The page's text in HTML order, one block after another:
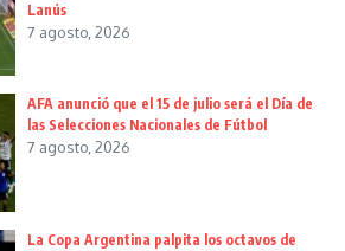
Lanús
7 agosto, 2026
AFA anunció que el 15 de julio será el Día de
las Selecciones Nacionales de Fútbol
7 agosto, 2026
La Copa Argentina palpita los octavos de